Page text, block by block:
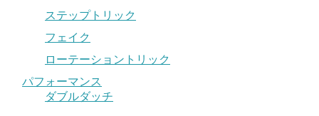
ステップトリック
フェイク
ローテーショントリック
パフォーマンス
ダブルダッチ